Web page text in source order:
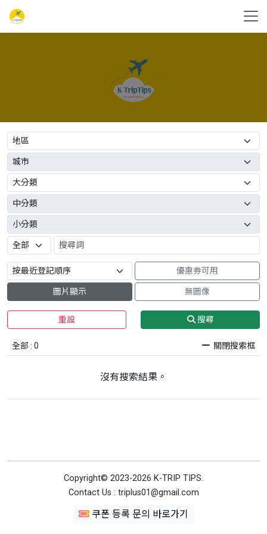
優惠券可用
圖片顯示 無圖像
重設 搜尋
全部 : 0 關閉搜索框
沒有搜索結果。
Copyright© 2023-2026 K-TRIP TIPS.
Contact Us : triplus01@gmail.com
쿠폰 등록 문의 바로가기